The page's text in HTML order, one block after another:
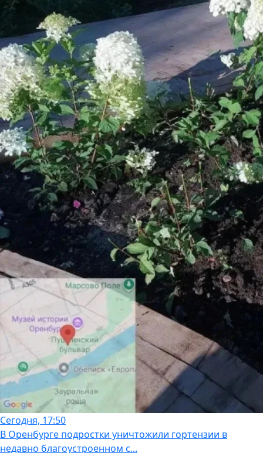
Сегодня, 17:50
В Оренбурге подростки уничтожили гортензии в
недавно благоустроенном с...